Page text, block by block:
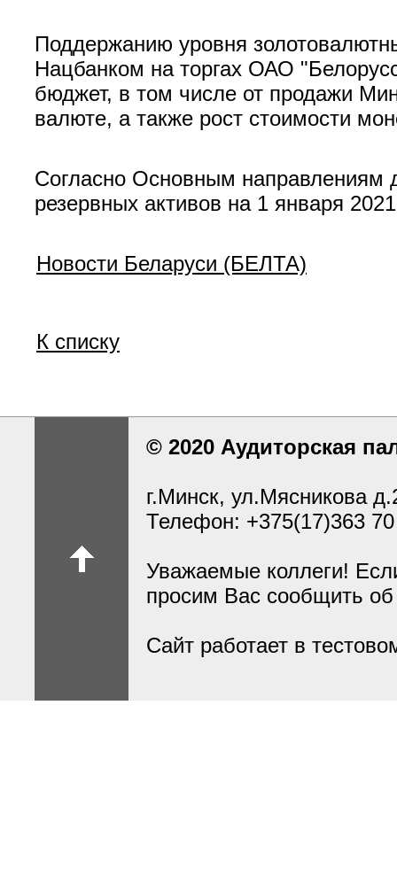
Поддержанию уровня
Нацбанком на торгах ОАО
бюджет, в том числе от продажи
валюте, а также рост стоимости
Согласно Основным направлениям
резервных активов на 1 января
Новости Беларуси (БЕЛТА)
К списку
© 2020 Аудиторская
г.Минск, ул.Мясникова
Телефон: +375(17)363
Уважаемые коллеги!
просим Вас сообщить
Сайт работает в